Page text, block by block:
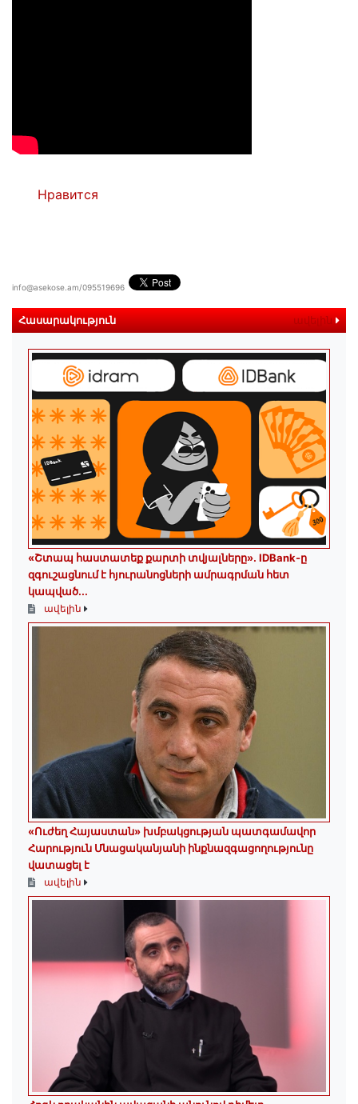
Нравится
info@asekose.am/095519696
Հասարակություն ավելին
«Շտապ հաստատեք քարտի տվյալները»․ IDBank-ը
զգուշացնում է հյուրանոցների ամրագրման հետ
կապված...
ավելին
«Ուժեղ Հայաստան» խմբակցության պատգամավոր
Հարություն Մնացականյանի ինքնազգացողությունը
վատացել է
ավելին